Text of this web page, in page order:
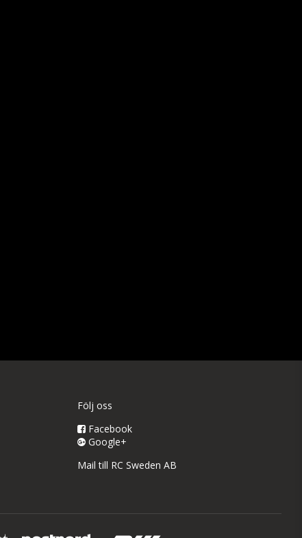
Följ oss
Facebook
Google+
Mail till RC Sweden AB